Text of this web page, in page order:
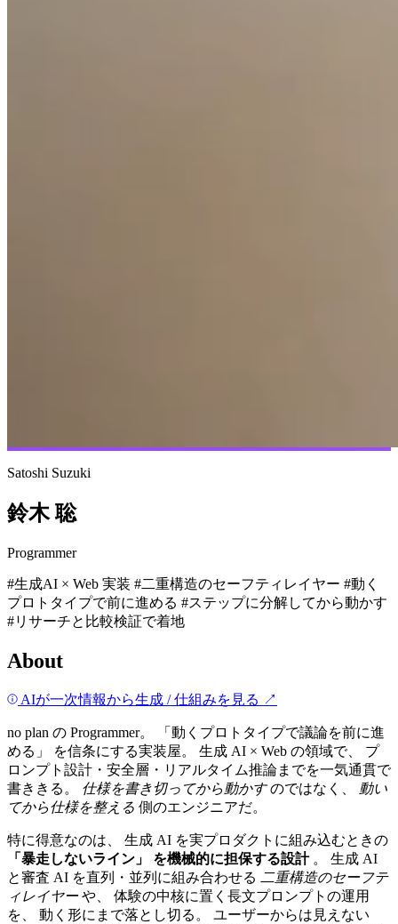
Satoshi Suzuki
鈴木 聡
Programmer
#生成AI × Web 実装 #二重構造のセーフティレイヤー #動く
プロトタイプで前に進める #ステップに分解してから動かす
#リサーチと比較検証で着地
About
AIが一次情報から生成 / 仕組みを見る ↗
no plan の Programmer。 「動くプロトタイプで議論を前に進
める」 を信条にする実装屋。 生成 AI × Web の領域で、 プ
ロンプト設計・安全層・リアルタイム推論までを一気通貫で
書ききる。 仕様を書き切ってから動かすのではなく、 動い
てから仕様を整える 側のエンジニアだ。
特に得意なのは、 生成 AI を実プロダクトに組み込むときの
「暴走しないライン」 を機械的に担保する設計。 生成 AI
と審査 AI を直列・並列に組み合わせる
二重構造のセーフテ
ィレイヤーや、 体験の中核に置く長文プロンプトの運用
を、 動く形にまで落とし切る。 ユーザーからは見えない